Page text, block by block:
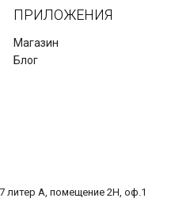
ПРИЛОЖЕНИЯ
Магазин
Блог
литер А, помещение 2Н, оф.1